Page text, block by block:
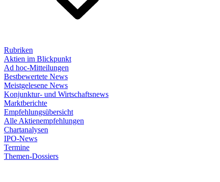
Rubriken
Aktien im Blickpunkt
Ad hoc-Mitteilungen
Bestbewertete News
Meistgelesene News
Konjunktur- und Wirtschaftsnews
Marktberichte
Empfehlungsübersicht
Alle Aktienempfehlungen
Chartanalysen
IPO-News
Termine
Themen-Dossiers